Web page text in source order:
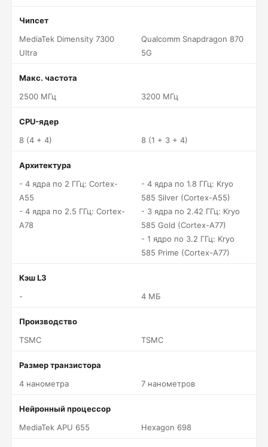
Чипсет
MediaTek Dimensity 7300
Ultra
Qualcomm Snapdragon 870
5G
Макс. частота
2500 МГц
3200 МГц
CPU-ядер
8 (4 + 4)
8 (1 + 3 + 4)
Архитектура
- 4 ядра по 2 ГГц: Cortex-
A55
- 4 ядра по 2.5 ГГц: Cortex-
A78
- 4 ядра по 1.8 ГГц: Kryo
585 Silver (Cortex-A55)
- 3 ядра по 2.42 ГГц: Kryo
585 Gold (Cortex-A77)
- 1 ядро по 3.2 ГГц: Kryo
585 Prime (Cortex-A77)
Кэш L3
-
4 МБ
Производство
TSMC
TSMC
Размер транзистора
4 нанометра
7 нанометров
Нейронный процессор
MediaTek APU 655
Hexagon 698